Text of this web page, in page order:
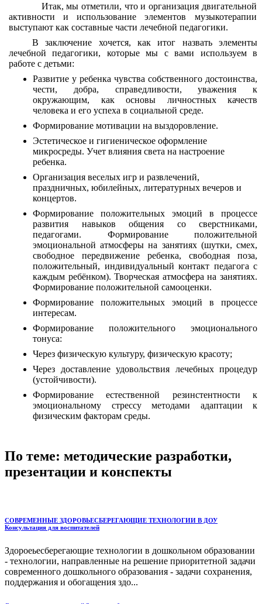
Итак, мы отметили, что и организация двигательной
активности и использование элементов музыкотерапии
выступают как составные части лечебной педагогики.
В заключение хочется, как итог назвать элементы
лечебной педагогики, которые мы с вами используем в
работе с детьми:
Развитие у ребенка чувства собственного достоинства,
чести, добра, справедливости, уважения к
окружающим, как основы личностных качеств
человека и его успеха в социальной среде.
Формирование мотивации на выздоровление.
Эстетическое и гигиеническое оформление
микросреды. Учет влияния света на настроение
ребенка.
Организация веселых игр и развлечений,
праздничных, юбилейных, литературных вечеров и
концертов.
Формирование положительных эмоций в процессе
развития навыков общения со сверстниками,
педагогами. Формирование положительной
эмоциональной атмосферы на занятиях (шутки, смех,
свободное передвижение ребенка, свободная поза,
положительный, индивидуальный контакт педагога с
каждым ребёнком). Творческая атмосфера на занятиях.
Формирование положительной самооценки.
Формирование положительных эмоций в процессе
интересам.
Формирование положительного эмоционального
тонуса:
Через физическую культуру, физическую красоту;
Через доставление удовольствия лечебных процедур
(устойчивости).
Формирование естественной резинстентности к
эмоциональному стрессу методами адаптации к
физическим факторам среды.
По теме: методические разработки,
презентации и конспекты
СОВРЕМЕННЫЕ ЗДОРОВЬЕСБЕРЕГАЮЩИЕ ТЕХНОЛОГИИ В ДОУ
Консультация для воспитателей
Здороеьесберегающие технологии в дошкольном образовании
- технологии, направленные на решение приоритетной задачи
современного дошкольного образования - задачи сохранения,
поддержания и обогащения здо...